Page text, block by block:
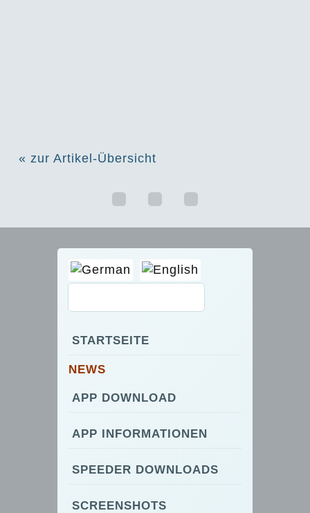
« zur Artikel-Übersicht
STARTSEITE
NEWS
APP DOWNLOAD
APP INFORMATIONEN
SPEEDER DOWNLOADS
SCREENSHOTS